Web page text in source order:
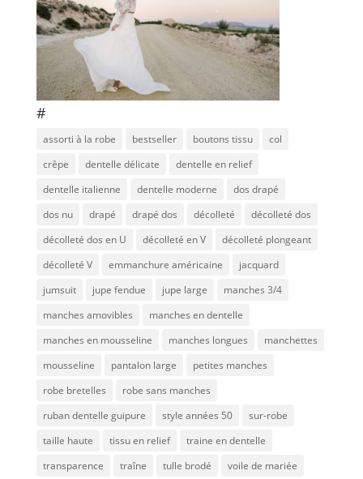
#
assorti à la robe bestseller boutons tissu
col
crêpe
dentelle délicate
dentelle en relief
dentelle italienne
dentelle moderne
dos drapé
dos nu
drapé drapé dos décolleté
décolleté dos
décolleté dos en U
décolleté en V
décolleté plongeant
décolleté V
emmanchure américaine
jacquard
jumsuit
jupe fendue jupe large
manches 3/4
manches amovibles
manches en dentelle
manches en mousseline
manches longues
manchettes
mousseline
pantalon large
petites manches
robe bretelles
robe sans manches
ruban dentelle guipure
style années 50
sur-robe
taille haute
tissu en relief
traine en dentelle
transparence
traîne tulle brodé voile de mariée